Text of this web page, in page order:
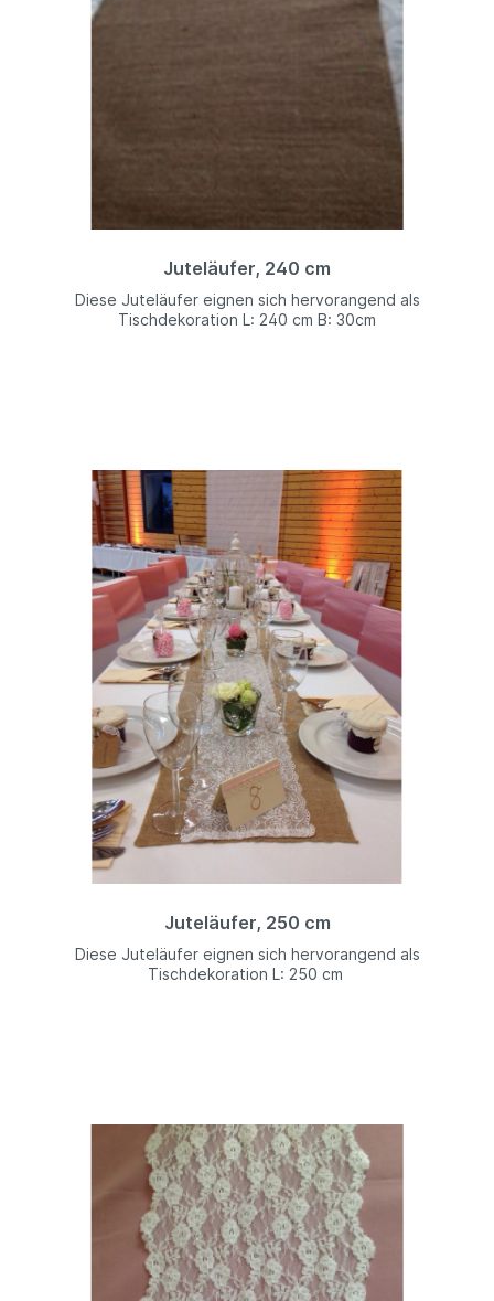
Juteläufer, 240 cm
Diese Juteläufer eignen sich hervorangend als
Tischdekoration L: 240 cm B: 30cm
Juteläufer, 250 cm
Diese Juteläufer eignen sich hervorangend als
Tischdekoration L: 250 cm